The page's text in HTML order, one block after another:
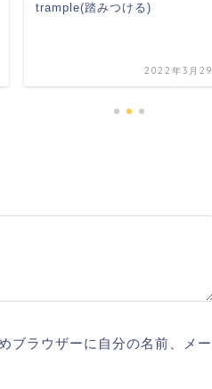
trample(踏みつける)
2022年3月29
ブラウザーに自分の名前、メ